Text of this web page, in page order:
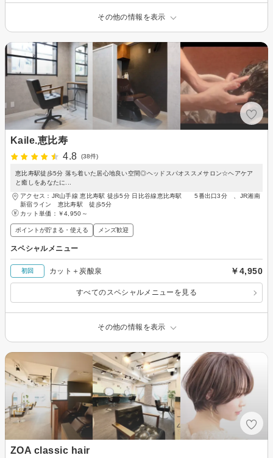
その他の情報を表示
Kaile.恵比寿
4.8
(38件)
恵比寿駅徒歩5分 落ち着いた居心地良い空間◎ヘッドスパオススメサロン☆ヘアケア
と癒しをあなたに...
アクセス：JR山手線 恵比寿駅 徒歩5分 日比谷線恵比寿駅 5番出口3分 、JR湘南
新宿ライン 恵比寿駅 徒歩5分
カット単価： ￥4,950～
ポイントが貯まる・使える メンズ歓迎
スペシャルメニュー
初回 カット＋炭酸泉 ￥4,950
すべてのスペシャルメニューを見る
その他の情報を表示
ZOA classic hair